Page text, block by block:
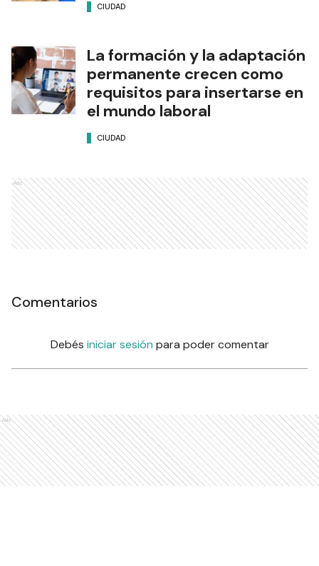
CIUDAD
La formación y la adaptación
permanente crecen como
requisitos para insertarse en
el mundo laboral
CIUDAD
Ads
Comentarios
Debés iniciar sesión para poder comentar
Ads